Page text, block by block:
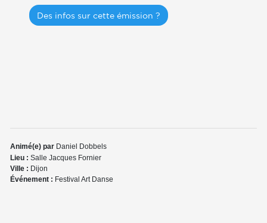
Des infos sur cette émission ?
Animé(e) par Daniel Dobbels
Lieu : Salle Jacques Fornier
Ville : Dijon
Événement : Festival Art Danse